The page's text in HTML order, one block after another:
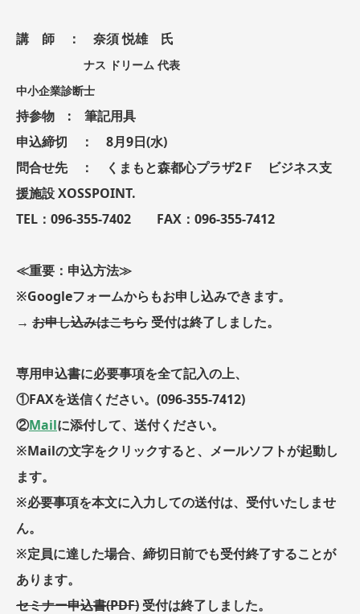
講 師 ： 奈須 悦雄 氏
ナス ドリーム 代表
中小企業診断士
持参物 : 筆記用具
申込締切 ： 8月9日(水)
問合せ先 ： くまもと森都心プラザ2Ｆ ビジネス支
援施設 XOSSPOINT.
TEL：096-355-7402 FAX：096-355-7412
≪重要：申込方法≫
※Googleフォームからもお申し込みできます。
→ お申し込みはこちら 受付は終了しました。
専用申込書に必要事項を全て記入の上、
①FAXを送信ください。(096-355-7412)
②Mailに添付して、送付ください。
※Mailの文字をクリックすると、メールソフトが起動し
ます。
※必要事項を本文に入力しての送付は、受付いたしませ
ん。
※定員に達した場合、締切日前でも受付終了することが
あります。
セミナー申込書(PDF) 受付は終了しました。